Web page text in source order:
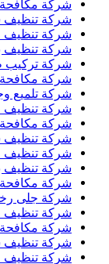
شركة
شركة تنظيف
شركة تنظيف
شركة تنظيف
شركة تركيب
شركة مكافحة
شركة تلميع
شركة تنظيف
شركة
شركة تنظيف
شركة تنظيف
شركة تنظيف
شركة مكافحة
شركة جلى
شركة تنظيف
شركة
شركة تنظيف
شركة تنظيف